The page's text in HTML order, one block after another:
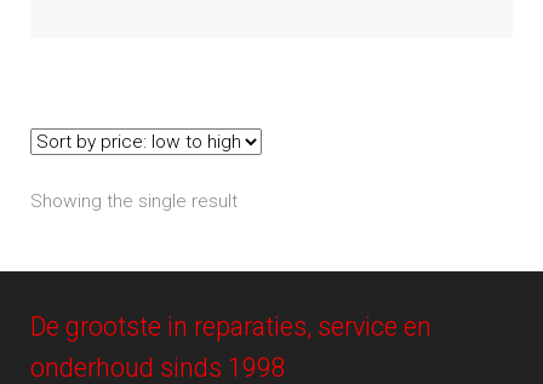
Showing the single result
De grootste in reparaties, service en
onderhoud sinds 1998